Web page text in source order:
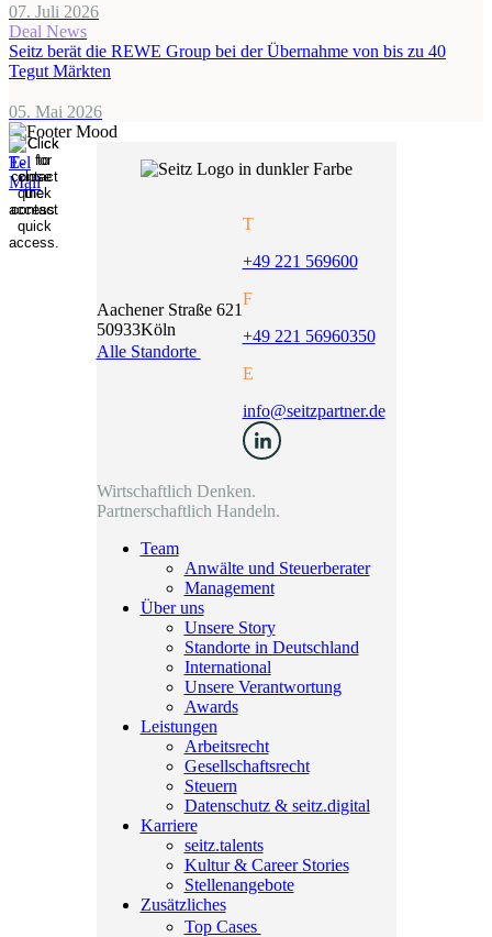
07. Juli 2026
Deal News
Seitz berät die REWE Group bei der Übernahme von bis zu 40
Tegut Märkten
05. Mai 2026
Aachener Straße 621
50933Köln
Alle Standorte
T
+49 221 569600
F
+49 221 56960350
E
info@seitzpartner.de
Wirtschaftlich Denken.
Partnerschaftlich Handeln.
Team
Anwälte und Steuerberater
Management
Über uns
Unsere Story
Standorte in Deutschland
International
Unsere Verantwortung
Awards
Leistungen
Arbeitsrecht
Gesellschaftsrecht
Steuern
Datenschutz & seitz.digital
Karriere
seitz.talents
Kultur & Career Stories
Stellenangebote
Zusätzliches
Top Cases